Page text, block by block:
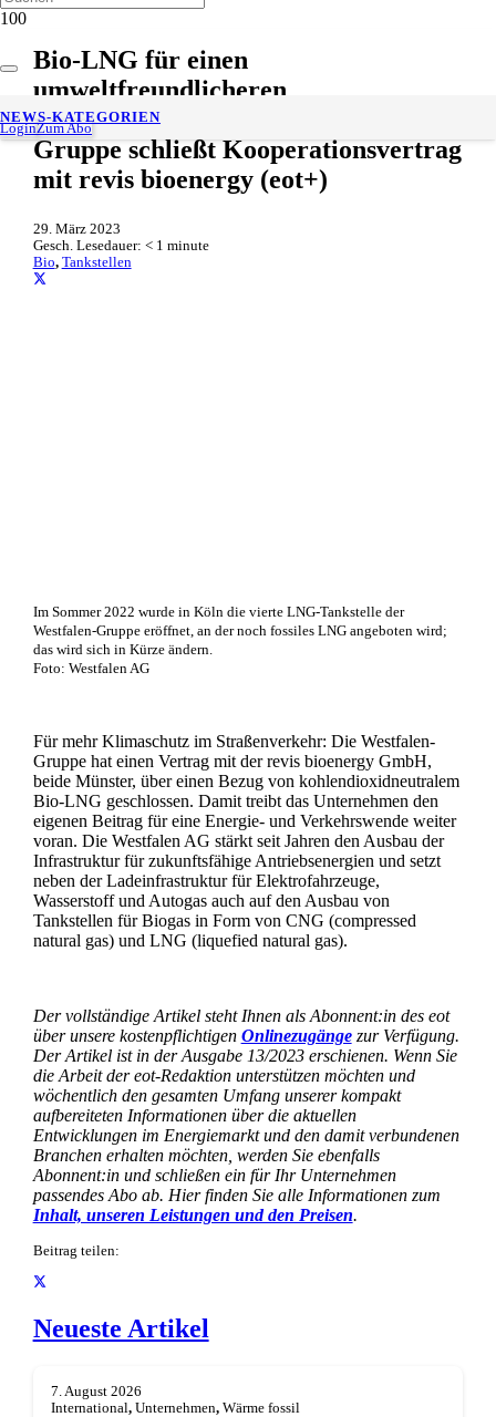
LoginZum Abo
NEWS-KATEGORIEN
Bio-LNG für einen
umweltfreundlicheren
Schwerlastverkehr: Westfalen-
Gruppe schließt Kooperationsvertrag
mit revis bioenergy (eot+)
29. März 2023
Gesch. Lesedauer: < 1 minute
Bio, Tankstellen
Im Sommer 2022 wurde in Köln die vierte LNG-Tankstelle der
Westfalen-Gruppe eröffnet, an der noch fossiles LNG angeboten wird;
das wird sich in Kürze ändern.
Foto: Westfalen AG
Für mehr Klimaschutz im Straßenverkehr: Die Westfalen-
Gruppe hat einen Vertrag mit der revis bioenergy GmbH,
beide Münster, über einen Bezug von kohlendioxidneutralem
Bio-LNG geschlossen. Damit treibt das Unternehmen den
eigenen Beitrag für eine Energie- und Verkehrswende weiter
voran. Die Westfalen AG stärkt seit Jahren den Ausbau der
Infrastruktur für zukunftsfähige Antriebsenergien und setzt
neben der Ladeinfrastruktur für Elektrofahrzeuge,
Wasserstoff und Autogas auch auf den Ausbau von
Tankstellen für Biogas in Form von CNG (compressed
natural gas) und LNG (liquefied natural gas).
Der vollständige Artikel steht Ihnen als Abonnent:in des eot
über unsere kostenpflichtigen Onlinezugängezur Verfügung.
Der Artikel ist in der Ausgabe 13/2023 erschienen. Wenn Sie
die Arbeit der eot-Redaktion unterstützen möchten und
wöchentlich den gesamten Umfang unserer kompakt
aufbereiteten Informationen über die aktuellen
Entwicklungen im Energiemarkt und den damit verbundenen
Branchen erhalten möchten, werden Sie ebenfalls
Abonnent:in und schließen ein für Ihr Unternehmen
passendes Abo ab. Hier finden Sie alle Informationen zum
Inhalt, unseren Leistungen und den Preisen.
Beitrag teilen:
Neueste Artikel
7. August 2026
International, Unternehmen, Wärme fossil